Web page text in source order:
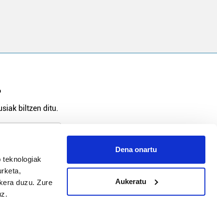
duzu. Zure
Dena onartu
Aukeratu
biltzen ditu.